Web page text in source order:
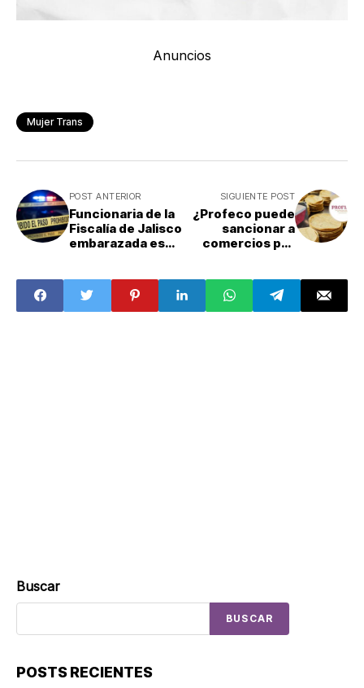
Anuncios
Mujer Trans
POST ANTERIOR
Funcionaria de la
Fiscalía de Jalisco
embarazada es
su pareja
SIGUIENTE POST
¿Profeco puede
sancionar a
comercios por
Revelan multa
millonaria
Buscar
BUSCAR
POSTS RECIENTES